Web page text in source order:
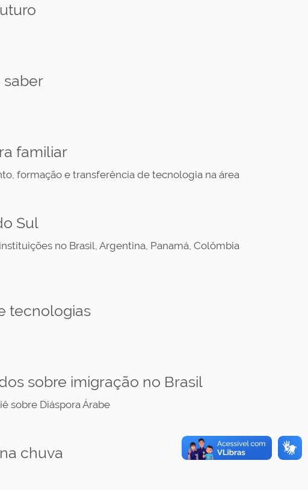
saber
familiar
formação e transferência de tecnologia na área
Sul
no Brasil, Argentina, Panamá, Colômbia
tecnologias
sobre imigração no Brasil
sobre Diáspora Árabe
chuva